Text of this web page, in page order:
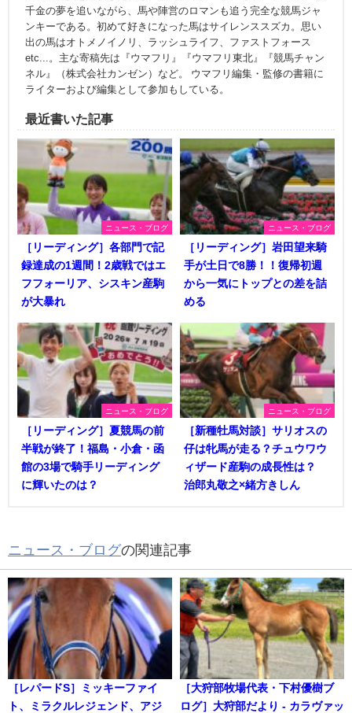
千金の夢を追いながら、馬や陣営のロマンも追う完全な競馬ジャ
ンキーである。初めて好きになった馬はサイレンススズカ。思い
出の馬はオトメノイノリ、ラッシュライフ、ファストフォース
etc...。主な寄稿先は『ウマフリ』『ウマフリ東北』『競馬チャン
ネル』（株式会社カンゼン）など。 ウマフリ編集・監修の書籍に
ライターおよび編集として参加もしている。
最近書いた記事
ニュース・ブログ
［リーディング］各部門で記
録達成の1週間！2歳戦ではエ
フフォーリア、シスキン産駒
が大暴れ
ニュース・ブログ
［リーディング］岩田望来騎
手が土日で8勝！！復帰初週
から一気にトップとの差を詰
める
ニュース・ブログ
［リーディング］夏競馬の前
半戦が終了！福島・小倉・函
館の3場で騎手リーディング
に輝いたのは？
ニュース・ブログ
［新種牡馬対談］サリオスの
仔は牝馬が走る？チュウワウ
ィザード産駒の成長性は？
治郎丸敬之×緒方きしん
ニュース・ブログの関連記事
［レパードS］ミッキーファイ
ト、ミラクルレジェンド、アジ
［大狩部牧場代表・下村優樹ブ
ログ］大狩部だより - カラヴァッ